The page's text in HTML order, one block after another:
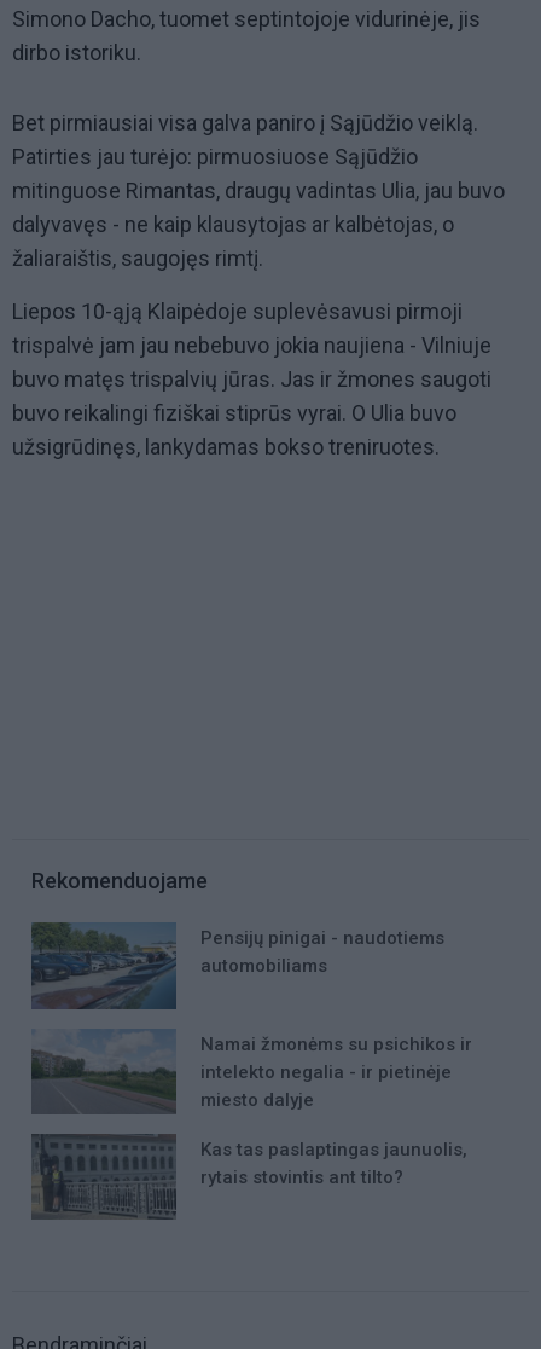
Simono Dacho, tuomet septintojoje vidurinėje, jis
dirbo istoriku.
Bet pirmiausiai visa galva paniro į Sąjūdžio veiklą.
Patirties jau turėjo: pirmuosiuose Sąjūdžio
mitinguose Rimantas, draugų vadintas Ulia, jau buvo
dalyvavęs - ne kaip klausytojas ar kalbėtojas, o
žaliaraištis, saugojęs rimtį.
Liepos 10-ąją Klaipėdoje suplevėsavusi pirmoji
trispalvė jam jau nebebuvo jokia naujiena - Vilniuje
buvo matęs trispalvių jūras. Jas ir žmones saugoti
buvo reikalingi fiziškai stiprūs vyrai. O Ulia buvo
užsigrūdinęs, lankydamas bokso treniruotes.
Rekomenduojame
Pensijų pinigai - naudotiems
automobiliams
Namai žmonėms su psichikos ir
intelekto negalia - ir pietinėje
miesto dalyje
Kas tas paslaptingas jaunuolis,
rytais stovintis ant tilto?